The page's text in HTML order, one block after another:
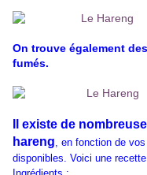
On trouve également
fumés.
Il existe de
hareng, en fonction de
disponibles. Voici une